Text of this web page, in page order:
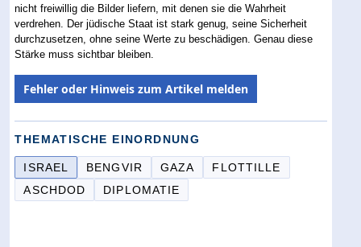
nicht freiwillig die Bilder liefern, mit denen sie die Wahrheit
verdrehen. Der jüdische Staat ist stark genug, seine Sicherheit
durchzusetzen, ohne seine Werte zu beschädigen. Genau diese
Stärke muss sichtbar bleiben.
Fehler oder Hinweis zum Artikel melden
THEMATISCHE EINORDNUNG
ISRAEL BENGVIR GAZA
FLOTTILLE
ASCHDOD
DIPLOMATIE